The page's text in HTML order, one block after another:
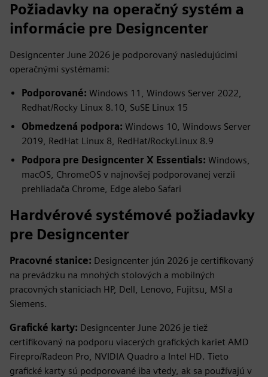
Požiadavky na operačný systém a
informácie pre Designcenter
Designcenter June 2026 je podporovaný nasledujúcimi
operačnými systémami:
Podporované: Windows 11, Windows Server 2022,
Redhat/Rocky Linux 8.10, SuSE Linux 15
Obmedzená podpora: Windows 10, Windows Server
2019, RedHat Linux 8, RedHat/RockyLinux 8.9
Podpora pre Designcenter X Essentials: Windows,
macOS, ChromeOS v najnovšej podporovanej verzii
prehliadača Chrome, Edge alebo Safari
Hardvérové systémové požiadavky
pre Designcenter
Pracovné stanice: Designcenter jún 2026 je certifikovaný
na prevádzku na mnohých stolových a mobilných
pracovných staniciach HP, Dell, Lenovo, Fujitsu, MSI a
Siemens.
Grafické karty: Designcenter June 2026 je tiež
certifikovaný na podporu viacerých grafických kariet AMD
Firepro/Radeon Pro, NVIDIA Quadro a Intel HD. Tieto
grafické karty sú podporované iba vtedy, ak sa používajú v